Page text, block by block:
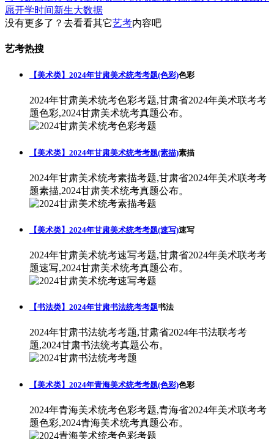
愿开学时间新生大数据
没有更多了？去看看其它艺考内容吧
艺考热搜
【美术类】2024年甘肃美术统考考题(色彩)色彩
2024年甘肃美术统考色彩考题,甘肃省2024年美术联考考
题色彩,2024甘肃美术统考真题公布。
【美术类】2024年甘肃美术统考考题(素描)素描
2024年甘肃美术统考素描考题,甘肃省2024年美术联考考
题素描,2024甘肃美术统考真题公布。
【美术类】2024年甘肃美术统考考题(速写)速写
2024年甘肃美术统考速写考题,甘肃省2024年美术联考考
题速写,2024甘肃美术统考真题公布。
【书法类】2024年甘肃书法统考考题书法
2024年甘肃书法统考考题,甘肃省2024年书法联考考
题,2024甘肃书法统考真题公布。
【美术类】2024年青海美术统考考题(色彩)色彩
2024年青海美术统考色彩考题,青海省2024年美术联考考
题色彩,2024青海美术统考真题公布。